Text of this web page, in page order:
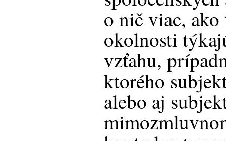
o nič viac,
okolnosti
vzťahu,
ktorého
alebo aj